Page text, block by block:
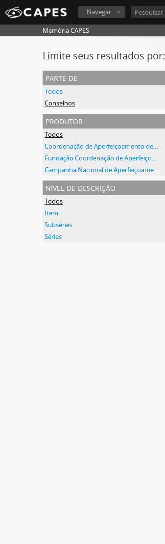
Navegar
Memória CAPES
Limite seus resultados por:
parte de
Todos
Conselhos
produtor
Todos
Coordenação de Aperfeiçoamento de Pessoal de Nível Superior (CAPES)
Fundação Coordenação de Aperfeiçoamento de Pessoal de Nível Superior (CAPES)
Campanha Nacional de Aperfeiçoamento de Pessoal de Nível Superior (CAPES)
nível de descrição
Todos
Item
Subséries
Séries